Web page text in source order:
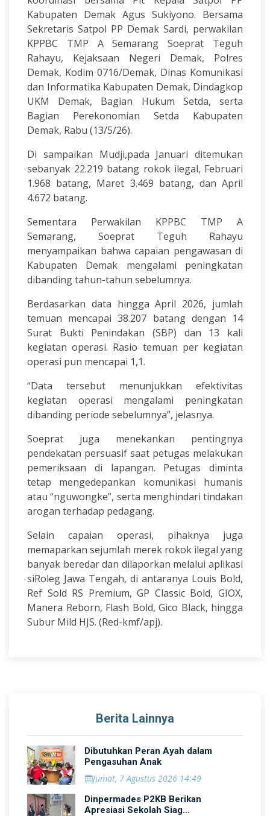
Kabupaten Demak Agus Sukiyono. Bersama
Sekretaris Satpol PP Demak Sardi, perwakilan
KPPBC TMP A Semarang Soeprat Teguh
Rahayu, Kejaksaan Negeri Demak, Polres
Demak, Kodim 0716/Demak, Dinas Komunikasi
dan Informatika Kabupaten Demak, Dindagkop
UKM Demak, Bagian Hukum Setda, serta
Bagian Perekonomian Setda Kabupaten
Demak, Rabu (13/5/26).
Di sampaikan Mudji,pada Januari ditemukan
sebanyak 22.219 batang rokok ilegal, Februari
1.968 batang, Maret 3.469 batang, dan April
4.672 batang.
Sementara Perwakilan KPPBC TMP A
Semarang, Soeprat Teguh Rahayu
menyampaikan bahwa capaian pengawasan di
Kabupaten Demak mengalami peningkatan
dibanding tahun-tahun sebelumnya.
Berdasarkan data hingga April 2026, jumlah
temuan mencapai 38.207 batang dengan 14
Surat Bukti Penindakan (SBP) dan 13 kali
kegiatan operasi. Rasio temuan per kegiatan
operasi pun mencapai 1,1.
“Data tersebut menunjukkan efektivitas
kegiatan operasi mengalami peningkatan
dibanding periode sebelumnya”, jelasnya.
Soeprat juga menekankan pentingnya
pendekatan persuasif saat petugas melakukan
pemeriksaan di lapangan. Petugas diminta
tetap mengedepankan komunikasi humanis
atau “nguwongke”, serta menghindari tindakan
arogan terhadap pedagang.
Selain capaian operasi, pihaknya juga
memaparkan sejumlah merek rokok ilegal yang
banyak beredar dan dilaporkan melalui aplikasi
siRoleg Jawa Tengah, di antaranya Louis Bold,
Ref Sold RS Premium, GP Classic Bold, GIOX,
Manera Reborn, Flash Bold, Gico Black, hingga
Subur Mild HJS. (Red-kmf/apj).
Berita Lainnya
Dibutuhkan Peran Ayah dalam
Pengasuhan Anak
Jumat, 7 Agustus 2026 14:49
Dinpermades P2KB Berikan
Apresiasi Sekolah Siag...